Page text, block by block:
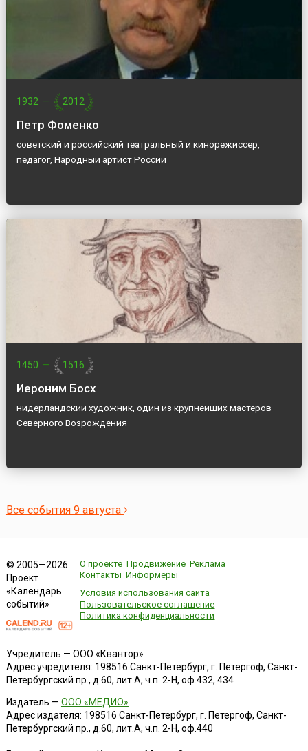
1932 — 2012
Петр Фоменко
советский и российский театральный и кинорежиссер,
педагог, Народный артист России
1450 — 1516
Иероним Босх
нидерландский художник, один из крупнейших мастеров
Северного Возрождения
Все события 9 августа
© 2005—2026
Проект
«Календарь
событий»
О проекте Продвижение Реклама
Контакты Информеры
Условия использования сайта
Пользовательское соглашение
Политика конфиденциальности
Учредитель — ООО «Квантор»
Адрес учредителя: 198516 Санкт-Петербург, г. Петергоф, Санкт-
Петербургский пр., д.60, лит.А, ч.п. 2-Н, оф.432, 434
Издатель — ООО «МЕДИО»
Адрес издателя: 198516 Санкт-Петербург, г. Петергоф, Санкт-
Петербургский пр., д.60, лит.А, ч.п. 2-Н, оф.440